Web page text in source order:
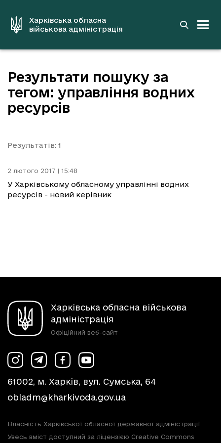
вмістуХарківська обласна
військова адміністрація
Результати пошуку за
тегом: управління водних
ресурсів
Результатів: 1
2 лютого 2017 | 15:48
У Харківському обласному управлінні водних
ресурсів - новий керівник
Харківська обласна військова
адміністрація
Офіційний веб-сайт
61002, м. Харків, вул. Сумська, 64
obladm@kharkivoda.gov.ua
Власність Харківської обласної державної адміністрації
Увесь вміст доступний за ліцензією Creative Commons